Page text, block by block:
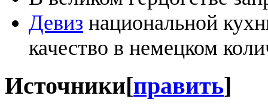
Девиз национальной
качество в немецком
Источники[править]